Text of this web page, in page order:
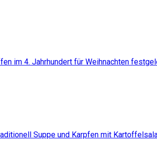
im 4. Jahrhundert für Weihnachten
Suppe und Karpfen mit